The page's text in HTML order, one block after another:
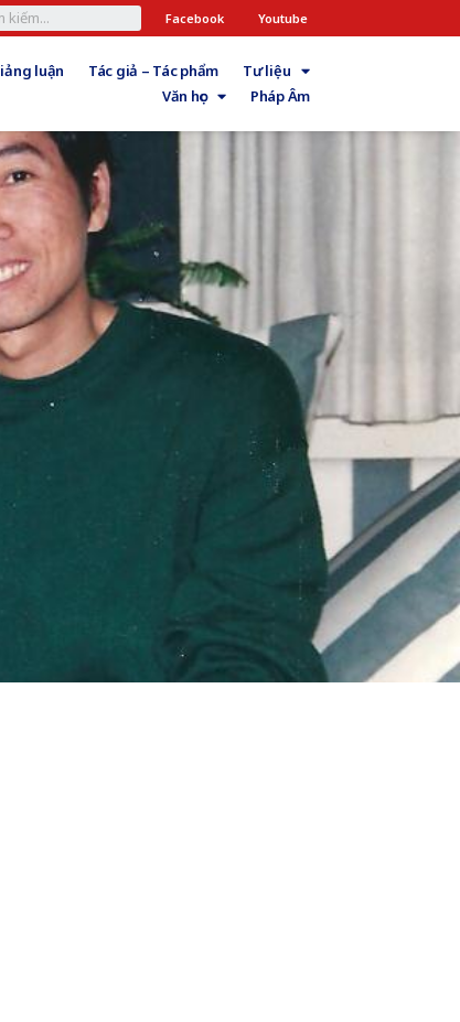
Facebook Youtube
luận Tác giả – Tác phẩm
Tư liệu
Văn học
Pháp Âm